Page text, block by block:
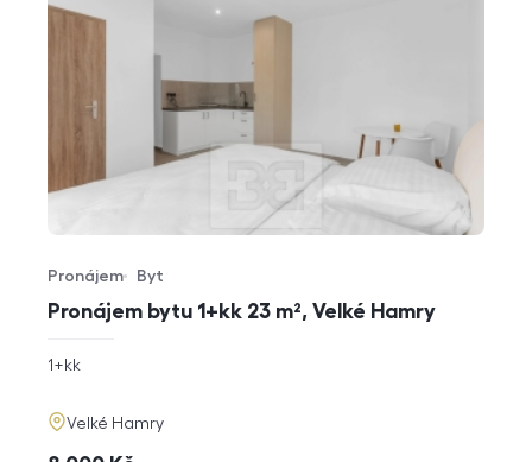
Pronájem bytu 1+kk 23 m², Velké Hamry
Typ nabídky
Pronájem
Typ nemovitosti
Byt
rozměry
1+kk
adresa
Velké Hamry